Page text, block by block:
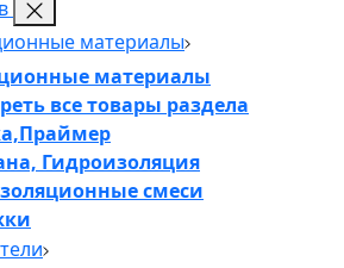
материалы
материалы
все товары раздела
Гидроизоляция
смеси